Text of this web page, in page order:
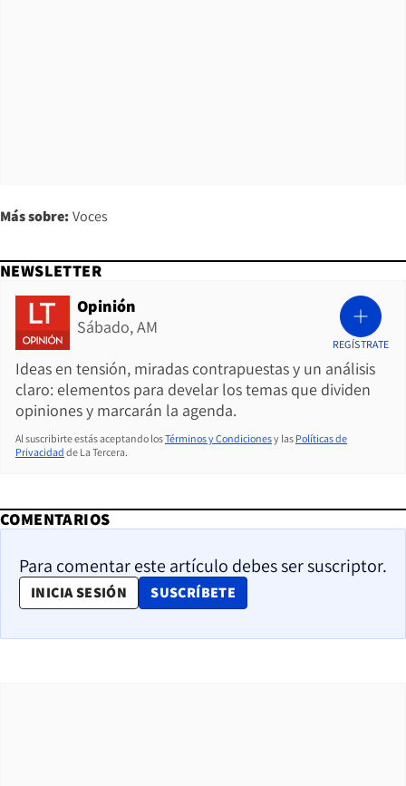
Más sobre: Voces
NEWSLETTER
Opinión
Sábado, AM
Ideas en tensión, miradas contrapuestas y un análisis
claro: elementos para develar los temas que dividen
opiniones y marcarán la agenda.
REGÍSTRATE
Al suscribirte estás aceptando losTérminos y Condicionesy las Políticas de
Privacidad de La Tercera.
COMENTARIOS
Para comentar este artículo debes ser suscriptor.
INICIA SESIÓN SUSCRÍBETE
OPENS IN NEW WINDOW